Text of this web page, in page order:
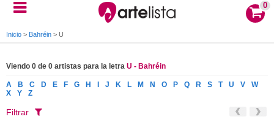
0
Inicio > Bahréin > U
Viendo 0 de 0 artistas para la letra U - Bahréin
A B C D E F G H J K L M N O P Q R S T U V
W
X
Y Z
Filtrar